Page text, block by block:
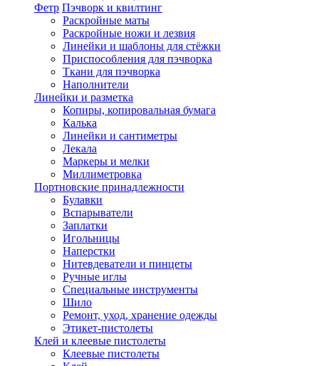
Фетр Пэчворк и квилтинг
Раскройные маты
Раскройные ножи и лезвия
Линейки и шаблоны для стёжки
Приспособления для пэчворка
Ткани для пэчворка
Наполнители
Линейки и разметка
Копиры, копировальная бумага
Калька
Линейки и сантиметры
Лекала
Маркеры и мелки
Миллиметровка
Портновские принадлежности
Булавки
Вспарыватели
Заплатки
Игольницы
Наперстки
Нитевдеватели и пинцеты
Ручные иглы
Специальные инструменты
Шило
Ремонт, уход, хранение одежды
Этикет-пистолеты
Клей и клеевые пистолеты
Клеевые пистолеты